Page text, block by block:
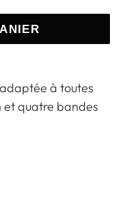
à toutes
et quatre bandes